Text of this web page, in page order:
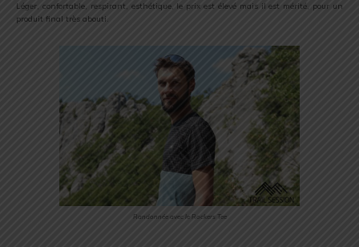
Léger, confortable, respirant, esthétique, le prix est élevé mais il est mérité, pour un
produit final très abouti.
Randonnée avec le Rockers Tee